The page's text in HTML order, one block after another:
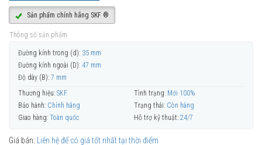
Sản phẩm chính hãng SKF ®
Thông số sản phẩm
Đường kính trong (d): 35 mm
Đường kính ngoài (D): 47 mm
Độ dày (B): 7 mm
Thương hiệu: SKF Tình trạng: Mới 100%
Bảo hành: Chính hãng Trạng thái: Còn hàng
Giao hàng: Toàn quốc Hỗ trợ kỹ thuật: 24/7
Giá bán: Liên hệ để có giá tốt nhất tại thời điểm